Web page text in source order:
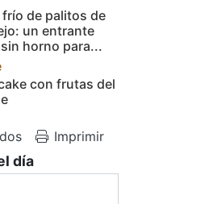
frío de palitos de
un entrante
horno para...
con frutas del
Imprimir
día